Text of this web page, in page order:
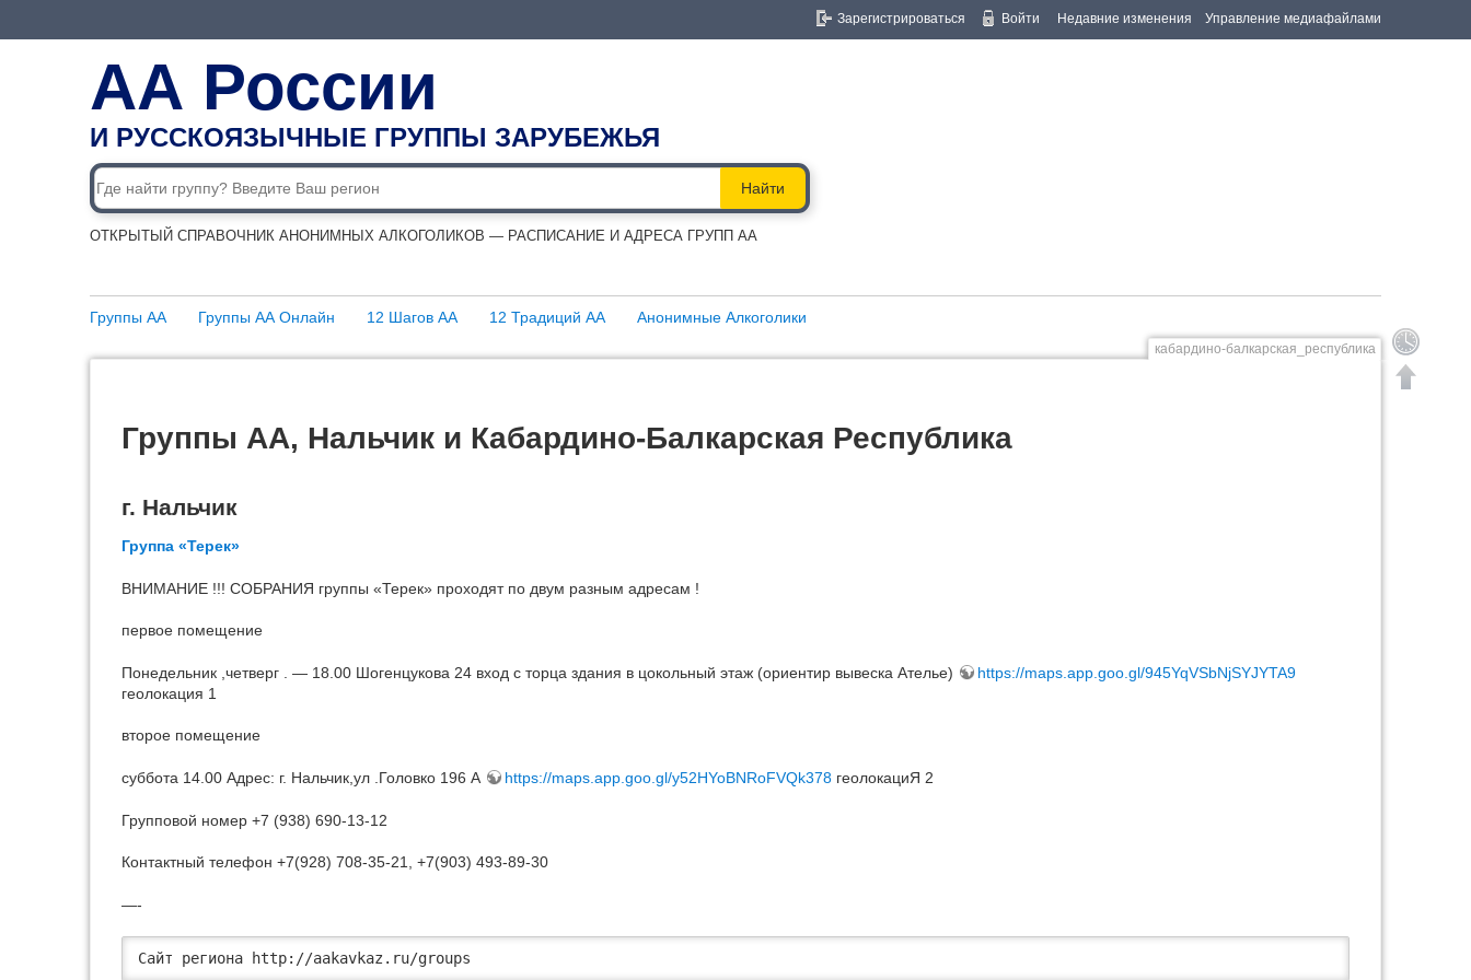
АА России
И РУССКОЯЗЫЧНЫЕ ГРУППЫ ЗАРУБЕЖЬЯ
Найти
ОТКРЫТЫЙ СПРАВОЧНИК АНОНИМНЫХ АЛКОГОЛИКОВ — РАСПИСАНИЕ И АДРЕСА ГРУПП АА
Группы АА Группы АА Онлайн 12 Шагов АА 12 Традиций АА Анонимные Алкоголики
Зарегистрироваться Войти Недавние изменения Управление медиафайлами
кабардино-балкарская_республика
Группы АА, Нальчик и Кабардино-Балкарская Республика
г. Нальчик
Группа «Терек»
ВНИМАНИЕ !!! СОБРАНИЯ группы «Терек» проходят по двум разным адресам !
первое помещение
Понедельник ,четверг . — 18.00 Шогенцукова 24 вход с торца здания в цокольный этаж (ориентир вывеска Ателье)
https://maps.app.goo.gl/945YqVSbNjSYJYTA9
геолокация 1
второе помещение
суббота 14.00 Адрес: г. Нальчик,ул .Головко 196 А https://maps.app.goo.gl/y52HYoBNRoFVQk378 геолокациЯ 2
Групповой номер +7 (938) 690-13-12
Контактный телефон +7(928) 708-35-21, +7(903) 493-89-30
—-
Cайт региона http://aakavkaz.ru/groups